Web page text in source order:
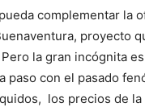
complementar la
proyecto
la gran incógnita
paso con el pasado
los precios de